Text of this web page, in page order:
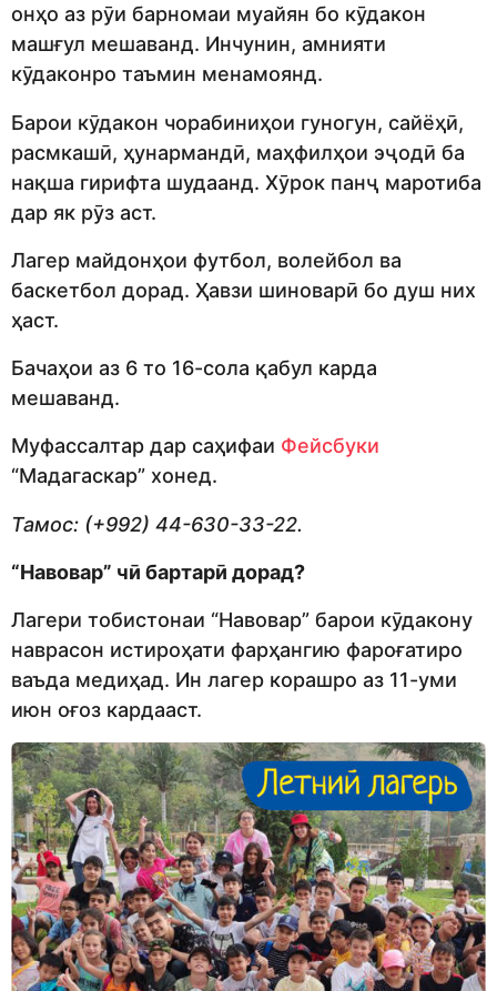
онҳо аз рӯи барномаи муайян бо кӯдакон
машғул мешаванд. Инчунин, амнияти
кӯдаконро таъмин менамоянд.
Барои кӯдакон чорабиниҳои гуногун, сайёҳӣ,
расмкашӣ, ҳунармандӣ, маҳфилҳои эҷодӣ ба
нақша гирифта шудаанд. Хӯрок панҷ маротиба
дар як рӯз аст.
Лагер майдонҳои футбол, волейбол ва
баскетбол дорад. Ҳавзи шиноварӣ бо душ них
ҳаст.
Бачаҳои аз 6 то 16-сола қабул карда
мешаванд.
Муфассалтар дар саҳифаи Фейсбуки
“Мадагаскар” хонед.
Тамос: (+992) 44-630-33-22.
“Навовар” чӣ бартарӣ дорад?
Лагери тобистонаи “Навовар” барои кӯдакону
наврасон истироҳати фарҳангию фароғатиро
ваъда медиҳад. Ин лагер корашро аз 11-уми
июн оғоз кардааст.